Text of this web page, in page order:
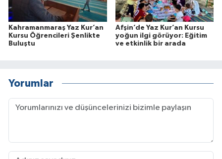
Kahramanmaraş Yaz Kur’an
Kursu Öğrencileri Şenlikte
Buluştu
Afşin’de Yaz Kur’an Kursu
yoğun ilgi görüyor: Eğitim
ve etkinlik bir arada
Yorumlar